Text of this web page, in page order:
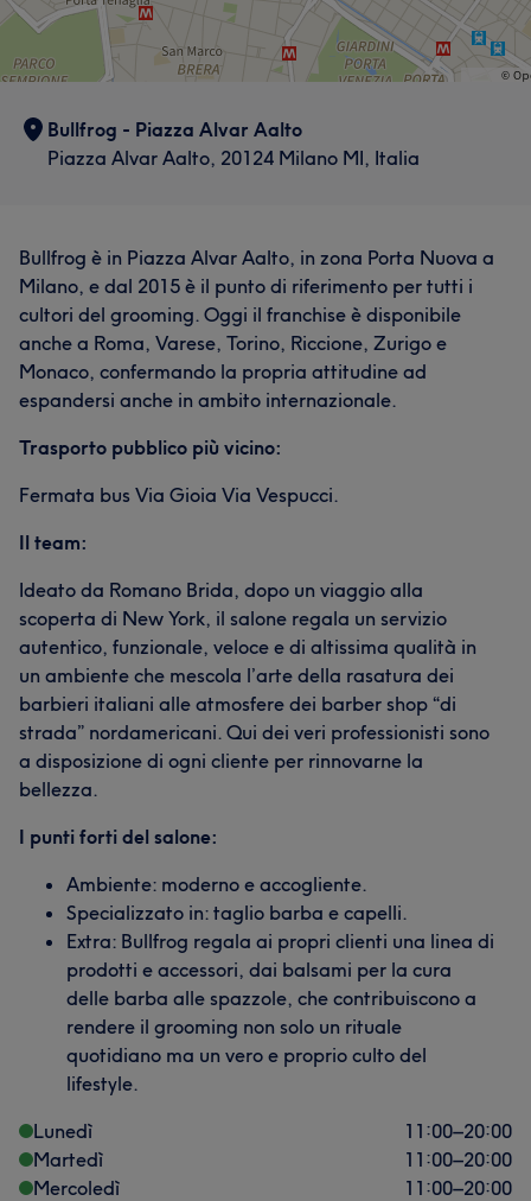
Bullfrog - Piazza Alvar Aalto
Piazza Alvar Aalto, 20124 Milano MI, Italia
Bullfrog è in Piazza Alvar Aalto, in zona Porta Nuova a
Milano, e dal 2015 è il punto di riferimento per tutti i
cultori del grooming. Oggi il franchise è disponibile
anche a Roma, Varese, Torino, Riccione, Zurigo e
Monaco, confermando la propria attitudine ad
espandersi anche in ambito internazionale.
Trasporto pubblico più vicino:
Fermata bus Via Gioia Via Vespucci.
Il team:
Ideato da Romano Brida, dopo un viaggio alla
scoperta di New York, il salone regala un servizio
autentico, funzionale, veloce e di altissima qualità in
un ambiente che mescola l’arte della rasatura dei
barbieri italiani alle atmosfere dei barber shop “di
strada” nordamericani. Qui dei veri professionisti sono
a disposizione di ogni cliente per rinnovarne la
bellezza.
I punti forti del salone:
Ambiente: moderno e accogliente.
Specializzato in: taglio barba e capelli.
Extra: Bullfrog regala ai propri clienti una linea di
prodotti e accessori, dai balsami per la cura
delle barba alle spazzole, che contribuiscono a
rendere il grooming non solo un rituale
quotidiano ma un vero e proprio culto del
lifestyle.
Lunedì
11:00–20:00
Martedì
11:00–20:00
Mercoledì
11:00–20:00